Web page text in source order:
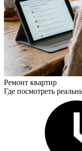
Ремонт квартир
Где посмотреть